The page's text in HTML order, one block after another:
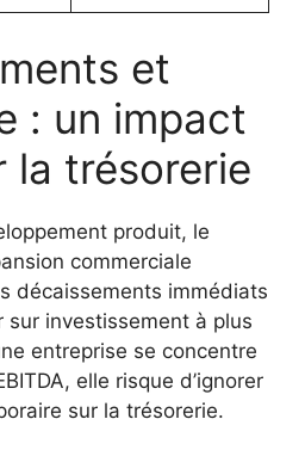
et
: un impact
la trésorerie
produit, le
commerciale
décaissements immédiats
sur investissement à plus
entreprise se concentre
elle risque d’ignorer
sur la trésorerie.